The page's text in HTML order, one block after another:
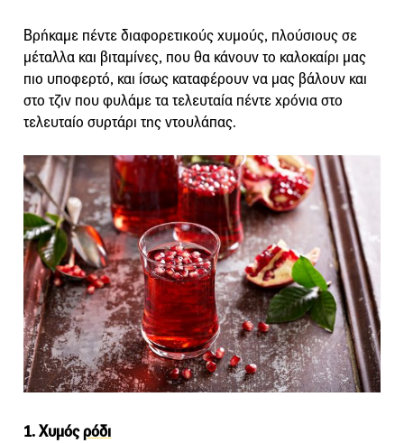
Βρήκαμε πέντε διαφορετικούς χυμούς, πλούσιους σε
μέταλλα και βιταμίνες, που θα κάνουν το καλοκαίρι μας
πιο υποφερτό, και ίσως καταφέρουν να μας βάλουν και
στο τζιν που φυλάμε τα τελευταία πέντε χρόνια στο
τελευταίο συρτάρι της ντουλάπας.
1. Χυμόςρόδι